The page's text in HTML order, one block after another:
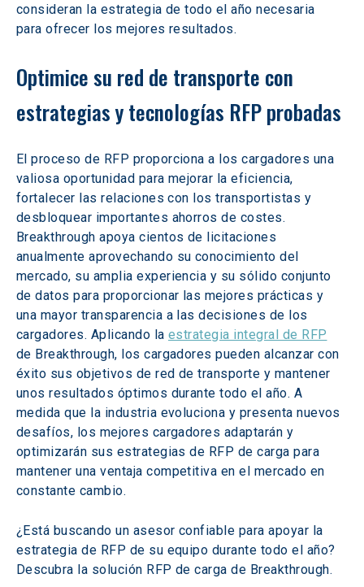
consideran la estrategia de todo el año necesaria
para ofrecer los mejores resultados.
Optimice su red de transporte con
estrategias y tecnologías RFP probadas
El proceso de RFP proporciona a los cargadores una
valiosa oportunidad para mejorar la eficiencia,
fortalecer las relaciones con los transportistas y
desbloquear importantes ahorros de costes.
Breakthrough apoya cientos de licitaciones
anualmente aprovechando su conocimiento del
mercado, su amplia experiencia y su sólido conjunto
de datos para proporcionar las mejores prácticas y
una mayor transparencia a las decisiones de los
cargadores. Aplicando la estrategia integral de RFP
de Breakthrough, los cargadores pueden alcanzar con
éxito sus objetivos de red de transporte y mantener
unos resultados óptimos durante todo el año. A
medida que la industria evoluciona y presenta nuevos
desafíos, los mejores cargadores adaptarán y
optimizarán sus estrategias de RFP de carga para
mantener una ventaja competitiva en el mercado en
constante cambio.
¿Está buscando un asesor confiable para apoyar la
estrategia de RFP de su equipo durante todo el año?
Descubra la solución RFP de carga de Breakthrough.